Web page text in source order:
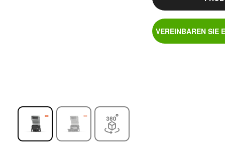
VEREINBAREN SIE